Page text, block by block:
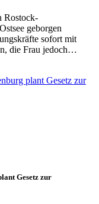
Rostock-
geborgen
sofort mit
die Frau jedoch…
Gesetz zur